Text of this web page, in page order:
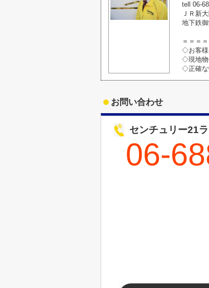
tell 06-
ＪＲ新
地下鉄
＝＝＝
◇お客様
◇現地物
◇正確な
お問い合わせ
センチュリー21
06-